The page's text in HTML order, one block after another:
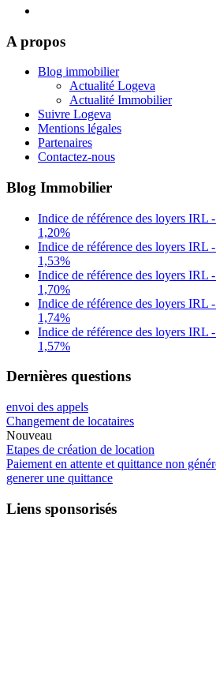
A propos
Blog immobilier
Actualité Logeva
Actualité Immobilier
Suivre Logeva
Mentions légales
Partenaires
Contactez-nous
Blog Immobilier
Indice de référence des loyers IRL
1,20%
Indice de référence des loyers IRL
1,53%
Indice de référence des loyers IRL
1,70%
Indice de référence des loyers IRL
1,74%
Indice de référence des loyers IRL
1,57%
Dernières questions
envoi des appels
Changement de locataires
Nouveau
Etapes de création de location
Paiement en attente et quittance non
generer une quittance
Liens sponsorisés